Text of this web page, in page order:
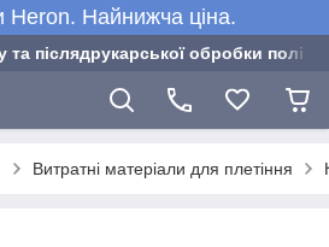
Heron. Найнижча ціна.
післядрукарської обробки
Витратні матеріали для плетіння